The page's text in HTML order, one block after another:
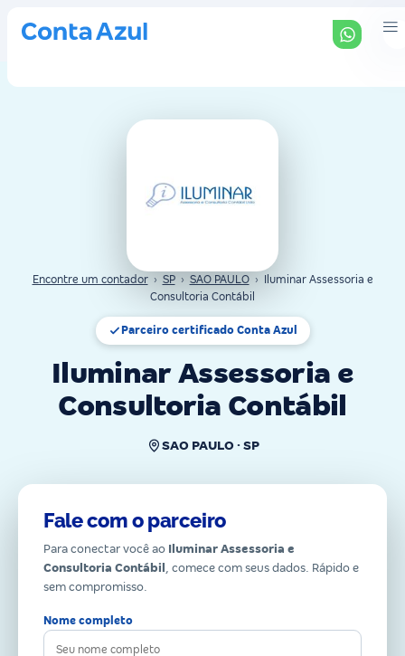
Encontre um contador › SP › SAO PAULO ›
Iluminar Assessoria e
Consultoria Contábil
Parceiro certificado Conta Azul
Iluminar Assessoria e
Consultoria Contábil
SAO PAULO · SP
Fale com o parceiro
Para conectar você ao Iluminar Assessoria e
Consultoria Contábil , comece com seus dados. Rápido e
sem compromisso.
Nome completo